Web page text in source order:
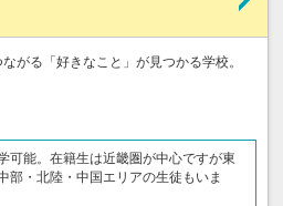
がる「好きなこと」が見つかる学校。
可能。在籍生は近畿圏が中心ですが東
部・北陸・中国エリアの生徒もいま